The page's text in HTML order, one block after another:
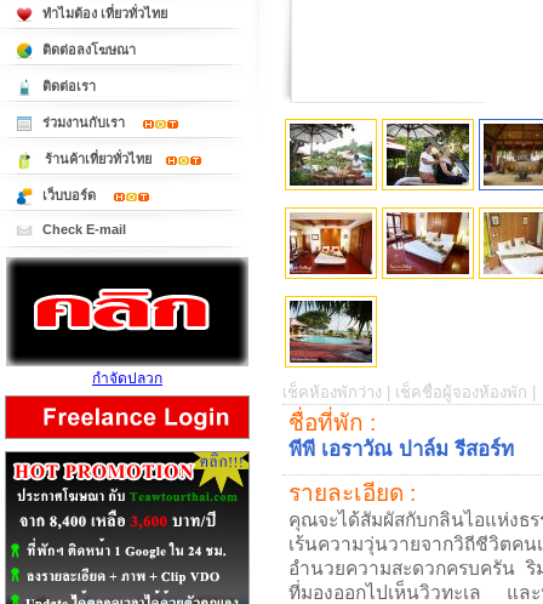
เช็คห้องพักว่าง | เช็คชื่อผู้จองห้องพัก |
ชื่อที่พัก :
พีพี เอราวัณ ปาล์ม รีสอร์ท
รายละเอียด :
คุณจะได้สัมผัสกับกลินไอแห่ง
เร้นความวุ่นวายจากวิถีชีวิตค
อำนวยความสะดวกครบครัน
ที่มองออกไปเห็นวิวทะเล แล
ทำไมต้อง เที่ยวทั่วไทย
ติดต่อลงโฆษณา
ติดต่อเรา
ร่วมงานกับเรา
ร้านค้าเที่ยวทั่วไทย
เว็บบอร์ด
Check E-mail
กำจัดปลวก